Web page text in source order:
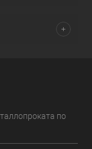
по